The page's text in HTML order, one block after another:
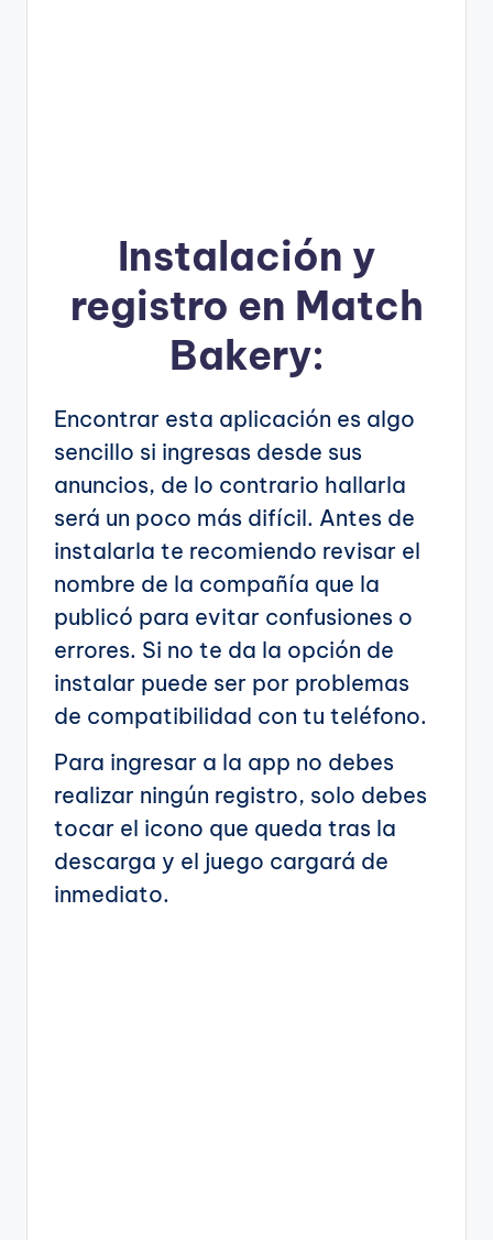
Instalación y
registro en Match
Bakery:
Encontrar esta aplicación es algo
sencillo si ingresas desde sus
anuncios, de lo contrario hallarla
será un poco más difícil. Antes de
instalarla te recomiendo revisar el
nombre de la compañía que la
publicó para evitar confusiones o
errores. Si no te da la opción de
instalar puede ser por problemas
de compatibilidad con tu teléfono.
Para ingresar a la app no debes
realizar ningún registro, solo debes
tocar el icono que queda tras la
descarga y el juego cargará de
inmediato.